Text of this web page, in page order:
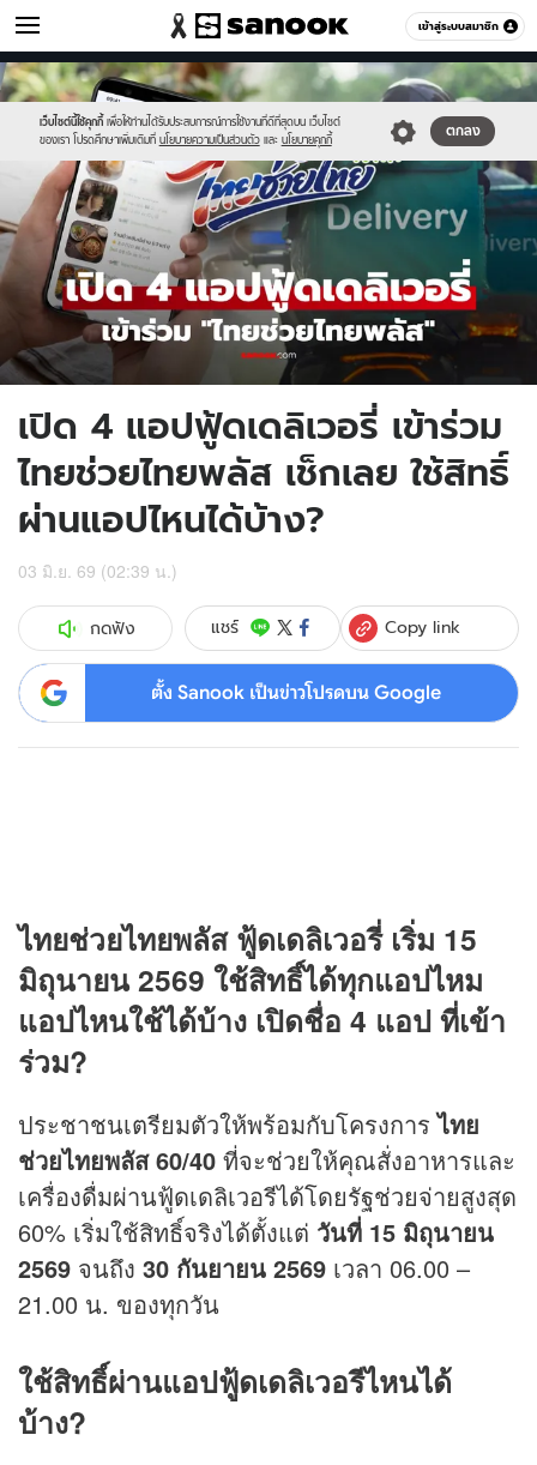
เข้าสู่ระบบสมาชิก
เศรษฐกิจ หมวดอื่นๆ
เว็บไซต์นี้ใช้คุกกี้ เพื่อให้ท่านได้รับประสบการณ์การใช้งานที่ดีที่สุดบน เว็บไซต์
ของเรา โปรดศึกษาเพิ่มเติมที่ นโยบายความเป็นส่วนตัว และ นโยบายคุกกี้
ตกลง
Sanook
//s.isanook.com/sr/0/images/logo-
new-
sanook.png
600
60
//s.isanook.com/mn/0/ud/190/952003/1newnewnewnewnewnewnew-
thumbn.jpg
เปิด 4 แอปฟู้ดเดลิเวอรี่ เข้าร่วม
ไทยช่วยไทยพลัส เช็กเลย ใช้สิทธิ์
ผ่านแอปไหนได้บ้าง?
03 มิ.ย. 69 (02:39 น.)
กดฟัง แชร์ Copy link
ตั้ง Sanook เป็นข่าวโปรดบน Google
ไทยช่วยไทยพลัส ฟู้ดเดลิเวอรี่ เริ่ม 15
มิถุนายน 2569 ใช้สิทธิ์ได้ทุกแอปไหม
แอปไหนใช้ได้บ้าง เปิดชื่อ 4 แอป ที่เข้า
ร่วม?
ประชาชนเตรียมตัวให้พร้อมกับโครงการไทย
ช่วยไทยพลัส 60/40 ที่จะช่วยให้คุณสั่งอาหารและ
เครื่องดื่มผ่านฟู้ดเดลิเวอรีได้โดยรัฐช่วยจ่ายสูงสุด
60% เริ่มใช้สิทธิ์จริงได้ตั้งแต่ วันที่ 15 มิถุนายน
2569 จนถึง 30 กันยายน 2569 เวลา 06.00 –
21.00 น. ของทุกวัน
ใช้สิทธิ์ผ่านแอปฟู้ดเดลิเวอรีไหนได้
บ้าง?